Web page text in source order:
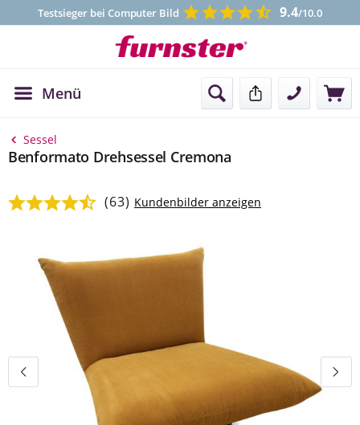
Testsieger bei Computer Bild 9.4/10.0
Menü Kontakt
Sessel
Benformato Drehsessel Cremona
Durchschnittliche Bewertung von 4.59 von 5 Sternen
(63) Kundenbilder anzeigen